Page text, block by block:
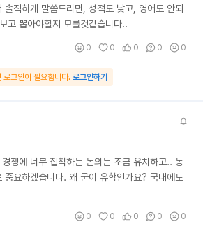
솔직하게 말씀드리면, 성적도 낮고, 영어도 안되
고 뽑아야할지 모를것같습니다..
0 0 0 0 0
로그인이 필요합니다. 로그인하기
쟁에 너무 집착하는 논의는 조금 유치하고.. 동
중요하겠습니다. 왜 굳이 유학인가요? 국내에도
0 0 0 0 0